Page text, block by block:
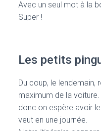
Avec un seul mot à la
Super !
Les petits
Du coup, le lendemain,
maximum de la
donc on espère avoir
veut en une journée.